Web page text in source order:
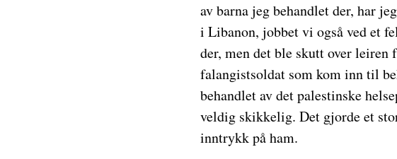
av barna jeg behandlet der, har
i Libanon, jobbet vi også ved et
der, men det ble skutt over
falangistsoldat som kom inn til
behandlet av det palestinske
veldig skikkelig. Det gjorde et
inntrykk på ham.